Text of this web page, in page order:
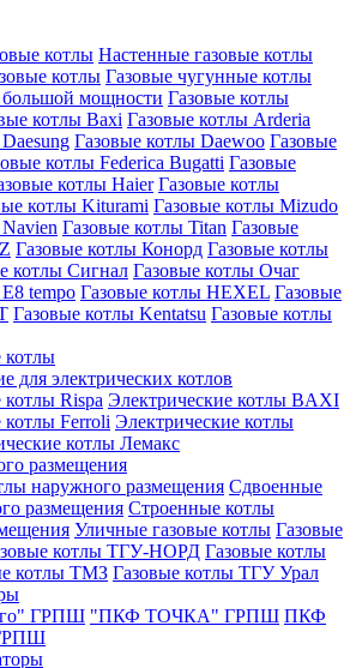
котлы Настенные газовые котлы
котлы Газовые чугунные котлы
большой мощности Газовые котлы
котлы Baxi Газовые котлы Arderia
Газовые котлы Daewoo Газовые
котлы Federica Bugatti Газовые
котлы Haier Газовые котлы
котлы Kiturami Газовые котлы Mizudo
Газовые котлы Titan Газовые
Газовые котлы Конорд Газовые котлы
котлы Сигнал Газовые котлы Очаг
tempo Газовые котлы HEXEL Газовые
Газовые котлы Kentatsu Газовые котлы
котлы
для электрических котлов
котлы Rispa Электрические котлы BAXI
котлы Ferroli Электрические котлы
котлы Лемакс
размещения
наружного размещения Сдвоенные
размещения Строенные котлы
Уличные газовые котлы Газовые
котлы ТГУ-НОРД Газовые котлы
котлы ТМЗ Газовые котлы ТГУ Урал
ГРПШ "ПКФ ТОЧКА" ГРПШ ПКФ